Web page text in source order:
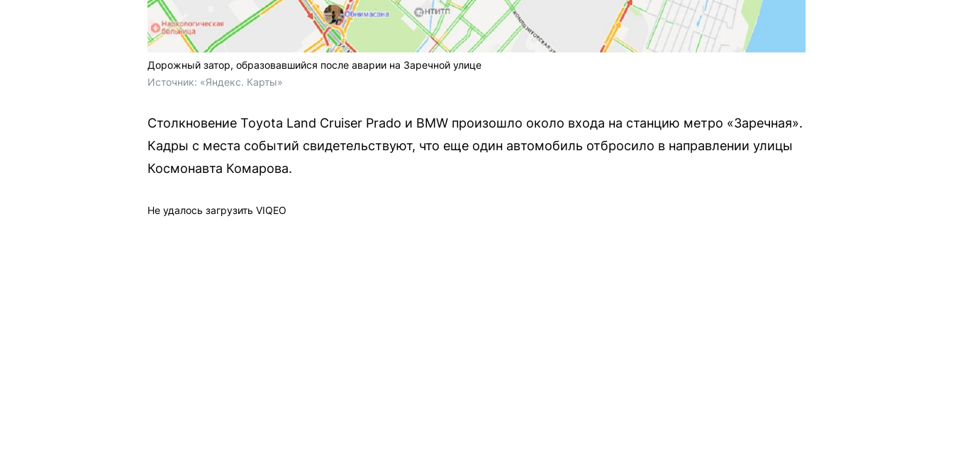
Дорожный затор, образовавшийся после аварии на Заречной улице
Источник: «Яндекс. Карты»
Столкновение Toyota Land Cruiser Prado и BMW произошло около входа на станцию метро «Заречная».
Кадры с места событий свидетельствуют, что еще один автомобиль отбросило в направлении улицы
Космонавта Комарова.
Не удалось загрузить VIQEO